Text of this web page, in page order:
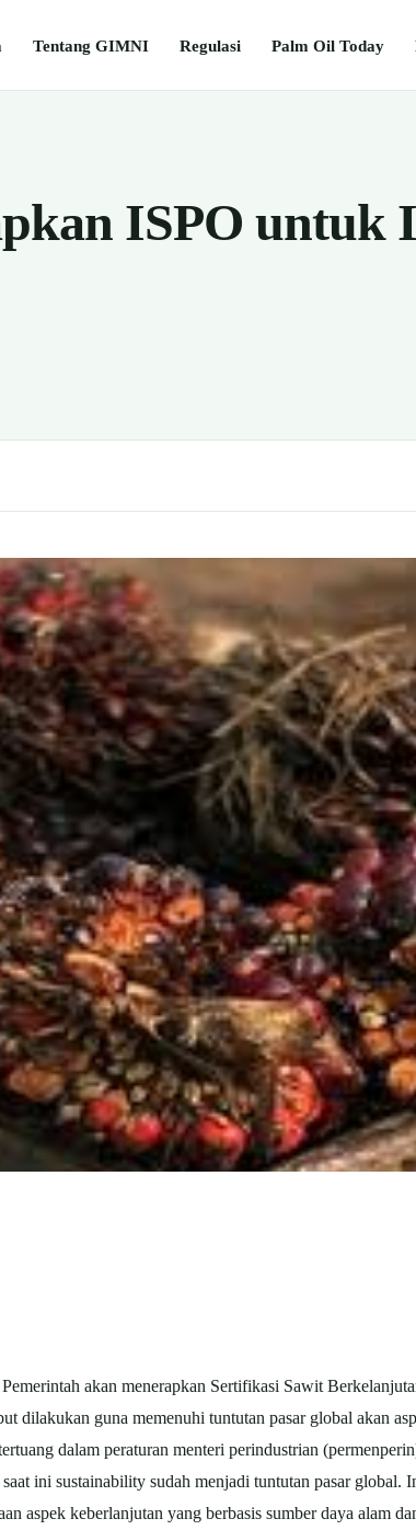
Tentang GIMNI Regulasi Palm Oil Today
ISPO untuk
akan menerapkan Sertifikasi Sawit
dilakukan guna memenuhi tuntutan pasar global akan
dalam peraturan menteri perindustrian
ini sustainability sudah menjadi tuntutan pasar global.
aspek keberlanjutan yang berbasis sumber daya alam